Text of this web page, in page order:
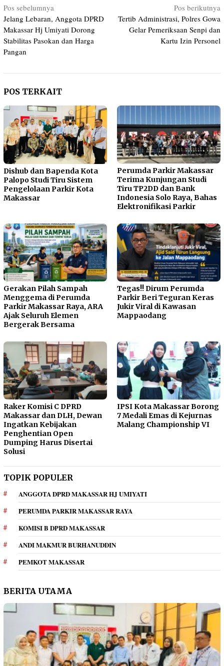
Navigasi
pos
Pos sebelumnya
Jelang Lebaran, Anggota DPRD
Makassar Hj Umiyati Dorong
Stabilitas Pasokan dan Harga
Pangan
Pos berikutnya
Tertib Administrasi, Polres Gowa
Gelar Pemeriksaan Senpi dan
Kartu Izin Personel
POS TERKAIT
Dishub dan Bapenda Kota
Palopo Studi Tiru Sistem
Pengelolaan Parkir Kota
Makassar
Perumda Parkir Makassar
Terima Kunjungan Studi
Tiru TP2DD dan Bank
Indonesia Solo Raya, Bahas
Elektronifikasi Parkir
Gerakan Pilah Sampah
Menggema di Perumda
Parkir Makassar Raya, ARA
Ajak Seluruh Elemen
Bergerak Bersama
Tegas!! Dirum Perumda
Parkir Beri Teguran Keras
Jukir Viral di Kawasan
Mappaodang
Raker Komisi C DPRD
Makassar dan DLH, Dewan
Ingatkan Kebijakan
Penghentian Open
Dumping Harus Disertai
Solusi
IPSI Kota Makassar Borong
7 Medali Emas di Kejurnas
Malang Championship VI
TOPIK POPULER
ANGGOTA DPRD MAKASSAR HJ UMIYATI
PERUMDA PARKIR MAKASSAR RAYA
KOMISI B DPRD MAKASSAR
ANDI MAKMUR BURHANUDDIN
PEMKOT MAKASSAR
BERITA UTAMA